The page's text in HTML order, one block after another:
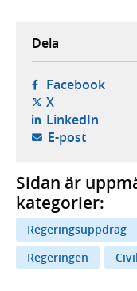
Dela
Facebook-
X- öppnas i ny
LinkedIn-
E-post-
Sidan är
kategorier:
Regeringsuppdrag
Regeringen